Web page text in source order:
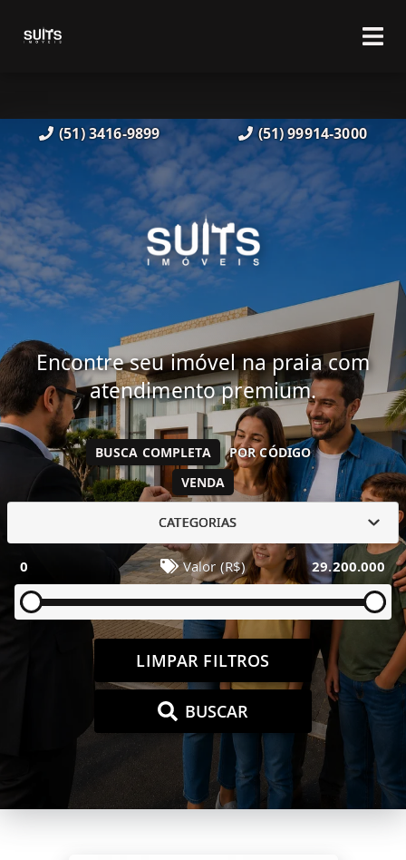
(51) 3416-9899 (51) 99914-3000
Encontre seu imóvel na praia com
atendimento premium.
VENDA
BUSCA COMPLETA POR CÓDIGO
CATEGORIAS
0 Valor (R$) 29.200.000
LIMPAR FILTROS
BUSCAR